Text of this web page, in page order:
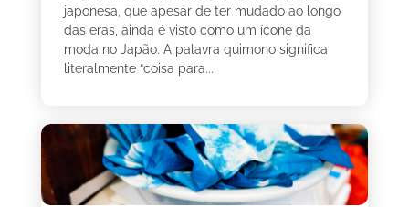
japonesa, que apesar de ter mudado ao longo
das eras, ainda é visto como um ícone da
moda no Japão. A palavra quimono significa
literalmente “coisa para...